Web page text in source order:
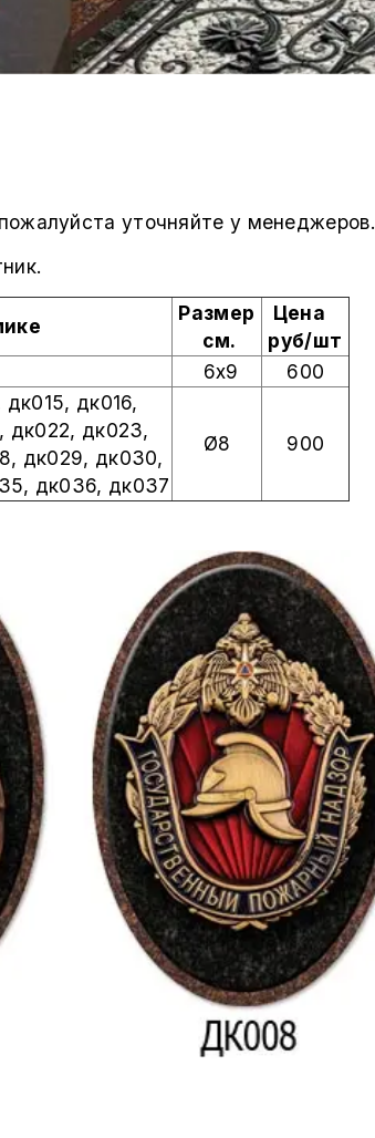
уточняйте у менеджеров.
Размер
см.
Цена
руб/шт
6х9 600
дк015, дк016,
дк022, дк023,
дк029, дк030,
дк036, дк037
Ø8 900